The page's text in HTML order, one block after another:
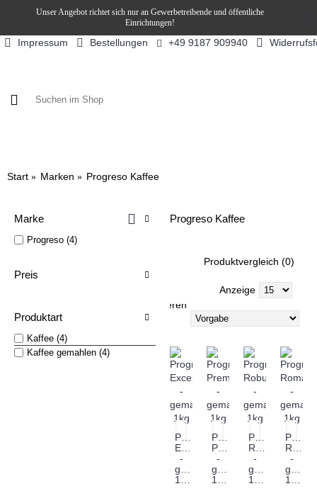
Unser Angebot richtet sich nur an Gewerbetreibende und öffentliche
Einrichtungen!
Impressum Bestellungen +49 9187 909940
Start Marken Progreso Kaffee
Marke
Progreso (4)
Preis
Produktart
Kaffee (4)
Kaffee gemahlen (4)
Progreso Kaffee
Produktvergleich (0)
Anzeige
Sortieren
Progreso
Excelso
-
gemahlen
Progreso
Premio
-
gemahlen
Progreso
Robusta
-
gemahlen
Roma
-